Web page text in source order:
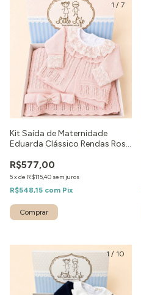
1 / 7
Kit Saída de Maternidade
Eduarda Clássico Rendas Rosa
R$577,00
5xde R$115,40 sem juros
R$548,15 com Pix
Comprar
1 / 10